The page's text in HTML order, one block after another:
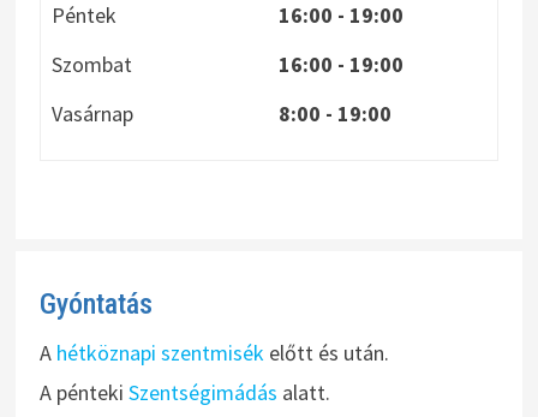
Péntek
16:00 - 19:00
Szombat
16:00 - 19:00
Vasárnap
8:00 - 19:00
Gyóntatás
A hétköznapi szentmisékelőtt és után.
A pénteki Szentségimádás alatt.